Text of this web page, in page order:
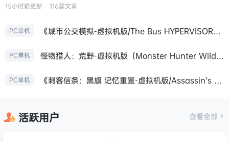
15小时前更新 · 116篇文章
PC单机 《城市公交模拟-虚拟机版/The Bus HYPERVISOR》免安装中文版
PC单机 怪物猎人：荒野-虚拟机版（Monster Hunter Wilds HYPERVISOR）免安装中文版
PC单机 《刺客信条：黑旗 记忆重置-虚拟机版/Assassin’s Creed Black Flag Resynced HYPERVISOR》免安装中文版
活跃用户 查看全部